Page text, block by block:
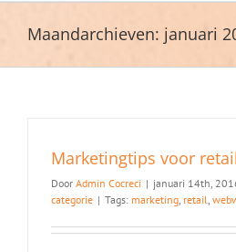
Maandarchieven: januari
Marketingtips voor
Door Admin Cocreci | januari 14th,
categorie | Tags: marketing, retail,